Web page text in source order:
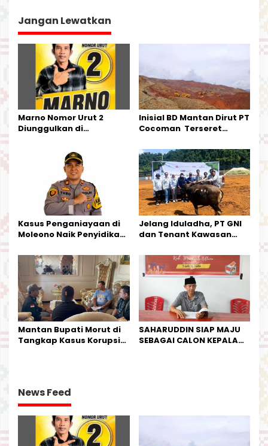
g
a
s
Jangan Lewatkan
Marno Nomor Urut 2
Diunggulkan di
Kesederhanaannya Jadi
Harapan Warga
Inisial BD Mantan Dirut PT
Cocoman Terseret
Tata Kelola Tambang
Kalimantan Barat
Kasus Penganiayaan di
Moleono Naik Penyidikan,
Kesempatan Terakhir
Jelang Iduladha, PT GNI
dan Tenant Kawasan
Kurban
Mantan Bupati Morut di
Tangkap Kasus Korupsi
SAHARUDDIN SIAP MAJU
SEBAGAI CALON KEPALA
News Feed